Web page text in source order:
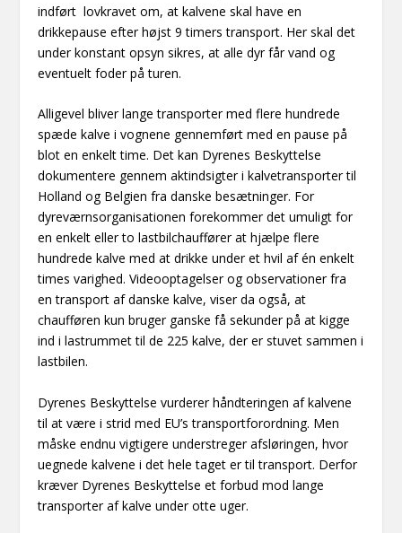
indført lovkravet om, at kalvene skal have en
drikkepause efter højst 9 timers transport. Her skal det
under konstant opsyn sikres, at alle dyr får vand og
eventuelt foder på turen.
Alligevel bliver lange transporter med flere hundrede
spæde kalve i vognene gennemført med en pause på
blot en enkelt time. Det kan Dyrenes Beskyttelse
dokumentere gennem aktindsigter i kalvetransporter til
Holland og Belgien fra danske besætninger. For
dyreværnsorganisationen forekommer det umuligt for
en enkelt eller to lastbilchauffører at hjælpe flere
hundrede kalve med at drikke under et hvil af én enkelt
times varighed. Videooptagelser og observationer fra
en transport af danske kalve, viser da også, at
chaufføren kun bruger ganske få sekunder på at kigge
ind i lastrummet til de 225 kalve, der er stuvet sammen i
lastbilen.
Dyrenes Beskyttelse vurderer håndteringen af kalvene
til at være i strid med EU’s transportforordning. Men
måske endnu vigtigere understreger afsløringen, hvor
uegnede kalvene i det hele taget er til transport. Derfor
kræver Dyrenes Beskyttelse et forbud mod lange
transporter af kalve under otte uger.